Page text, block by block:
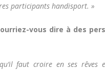
participants handisport. »
vous dire à des
faut croire en ses